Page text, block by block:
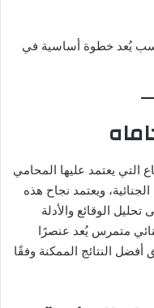
يُعد خطوة أساسية في
التي يعتمد عليها المحامي
ويعتمد نجاح هذه
الوقائع والأدلة
متمرس يُعد عنصرًا
النتائج الممكنة وفقًا